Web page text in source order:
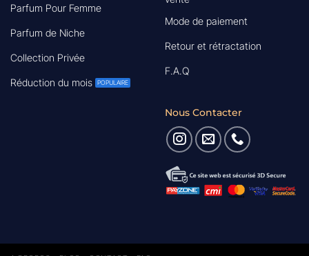
Parfum Pour Femme
Parfum de Niche
Collection Privée
Réduction du mois
Mode de paiement
Retour et rétractation
F.A.Q
Nous Contacter